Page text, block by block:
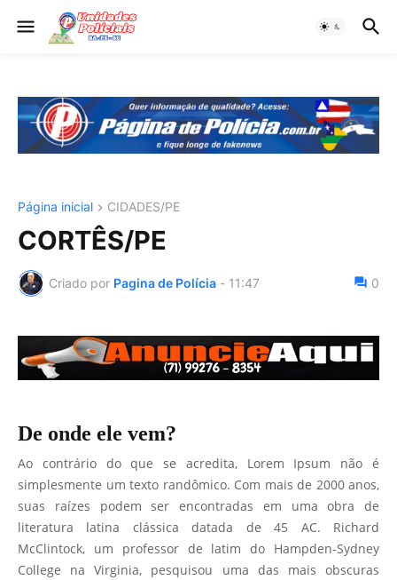
Página inicial CIDADES/PE
CORTÊS/PE
Criado por Pagina de Polícia - 11:47 0
De onde ele vem?
Ao contrário do que se acredita, Lorem Ipsum não é
simplesmente um texto randômico. Com mais de 2000 anos,
suas raízes podem ser encontradas em uma obra de
literatura latina clássica datada de 45 AC. Richard
McClintock, um professor de latim do Hampden-Sydney
College na Virginia, pesquisou uma das mais obscuras